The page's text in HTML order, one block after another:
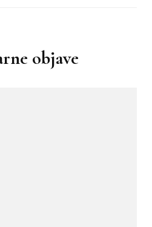
objave